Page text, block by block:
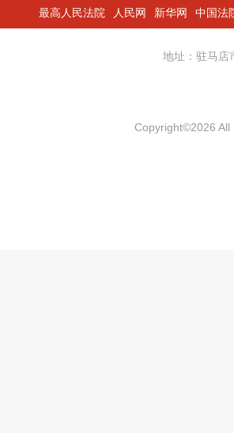
最高人民法院 人民网 新华网 中国法
地址：驻马
Copyright©2026